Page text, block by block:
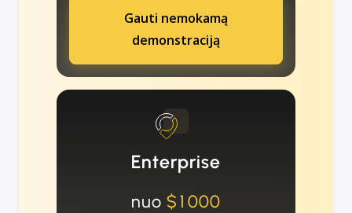
Gauti nemokamą
demonstraciją
Enterprise
nuo $1000